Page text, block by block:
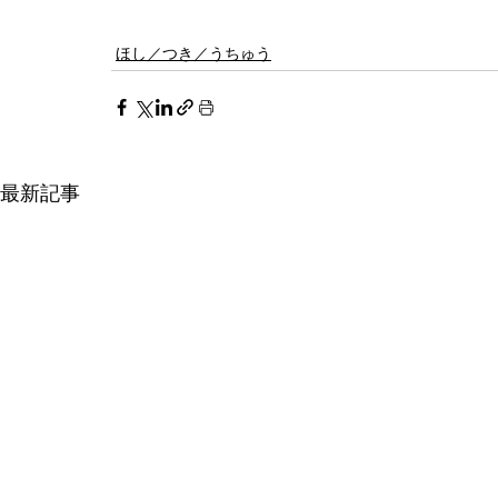
ほし／つき／うちゅう
最新記事